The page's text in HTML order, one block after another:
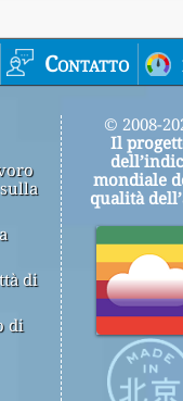
Contatto
di
di
© 2008-
Il
mondiale
qualità